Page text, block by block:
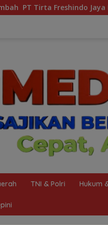
Banyuasin Jadi Sorotan:
TNI & Polri Hukum